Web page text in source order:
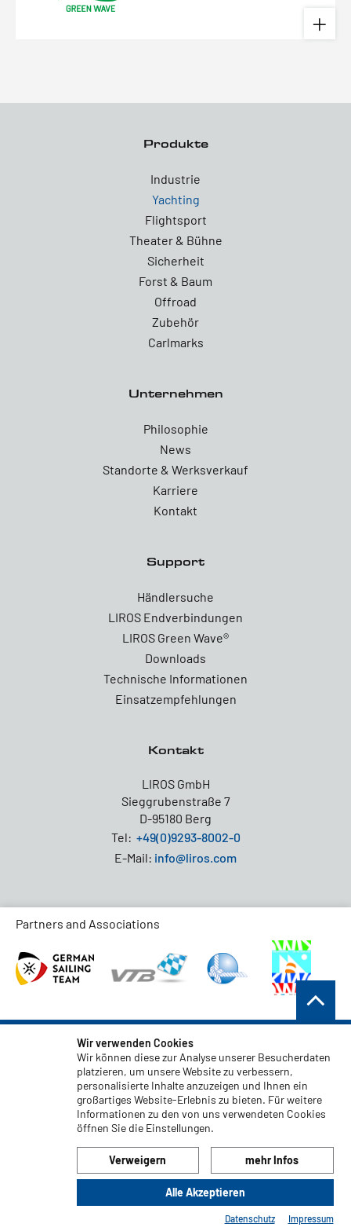
Produkte
Industrie
Yachting
Flightsport
Theater & Bühne
Sicherheit
Forst & Baum
Offroad
Zubehör
Carlmarks
Unternehmen
Philosophie
News
Standorte & Werksverkauf
Karriere
Kontakt
Support
Händlersuche
LIROS Endverbindungen
LIROS Green Wave®
Downloads
Technische Informationen
Einsatzempfehlungen
Kontakt
LIROS GmbH
Sieggrubenstraße 7
D-95180 Berg
Tel: +49(0)9293-8002-0
E-Mail: info@liros.com
Partners and Associations
AGB
Datenschutz
Haftungsauschluss
Impressum
Code of Conduct
© 2026 LIROS GmbH
Wir verwenden Cookies
Wir können diese zur Analyse unserer Besucherdaten
platzieren, um unsere Website zu verbessern,
personalisierte Inhalte anzuzeigen und Ihnen ein
großartiges Website-Erlebnis zu bieten. Für weitere
Informationen zu den von uns verwendeten Cookies
öffnen Sie die Einstellungen.
Verweigern
Alle Akzeptieren
mehr Infos
Datenschutz Impressum